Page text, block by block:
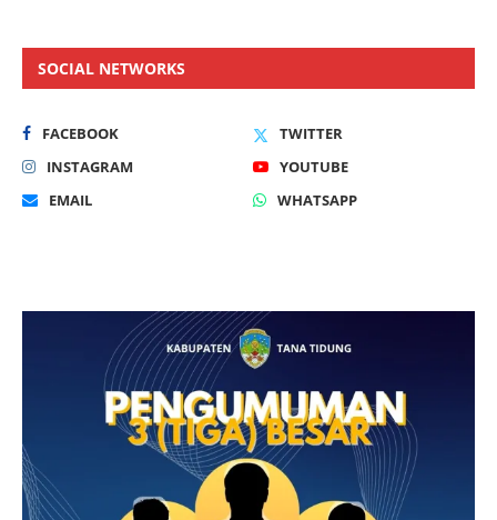
SOCIAL NETWORKS
FACEBOOK
TWITTER
INSTAGRAM
YOUTUBE
EMAIL
WHATSAPP